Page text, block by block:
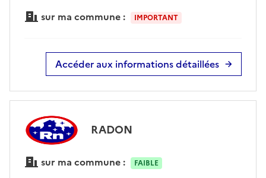
sur ma commune : IMPORTANT
Accéder aux informations détaillées
RADON
sur ma commune : FAIBLE